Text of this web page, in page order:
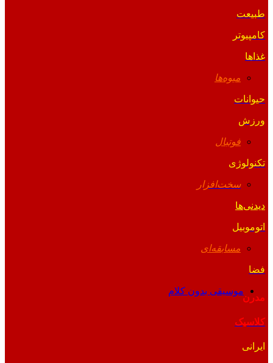
طبیعت
کامپیوتر
غذاها
میوه‌ها
حیوانات
ورزش
فوتبال
تکنولوژی
سخت‌افزار
دیدنی‌ها
اتوموبیل
مسابقه‌ای
فضا
موسیقی بدون کلام
مدرن
کلاسیک
ایرانی